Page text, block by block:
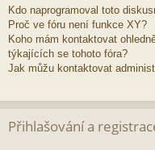
Kdo naprogramoval toto
Proč ve fóru není funkce XY?
Koho mám kontaktovat
týkajících se tohoto fóra?
Jak můžu kontaktovat
Přihlašování a